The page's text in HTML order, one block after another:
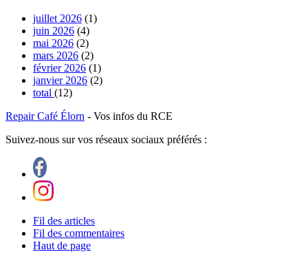
juillet 2026 (1)
juin 2026 (4)
mai 2026 (2)
mars 2026 (2)
février 2026 (1)
janvier 2026 (2)
total (12)
Repair Café Élorn - Vos infos du RCE
Suivez-nous sur vos réseaux sociaux préférés :
Fil des articles
Fil des commentaires
Haut de page